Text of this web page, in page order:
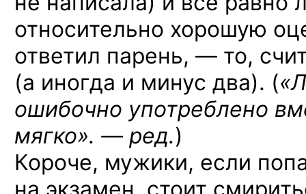
относительно хорошую
ответил парень, — то,
(а иногда и минус два). (
ошибочно употреблено
мягко». — ред.)
Короче, мужики, если